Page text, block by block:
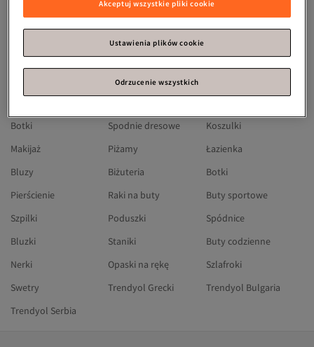
Trendyol Niemiecki
Trendyol Rumuński
Trendyol Turecki
Trendyol Arabia Saudyjska
Trendyol Zjednoczone Emiraty Arabskie
Alibaba.com
Sukienki
Okulary przeciwsłoneczne
Sandały
Botki
Spodnie dresowe
Koszulki
Makijaż
Piżamy
Łazienka
Bluzy
Biżuteria
Botki
Pierścienie
Raki na buty
Buty sportowe
Szpilki
Poduszki
Spódnice
Bluzki
Staniki
Buty codzienne
Nerki
Opaski na rękę
Szlafroki
Swetry
Trendyol Grecki
Trendyol Bulgaria
Trendyol Serbia
Akceptuj wszystkie pliki cookie
Ustawienia plików cookie
Odrzucenie wszystkich